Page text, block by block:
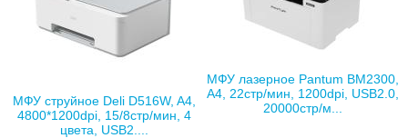
МФУ струйное Deli D516W, A4,
4800*1200dpi, 15/8стр/мин, 4
цвета, USB2....
МФУ лазерное Pantum BM2300,
A4, 22стр/мин, 1200dpi, USB2.0,
20000стр/м...